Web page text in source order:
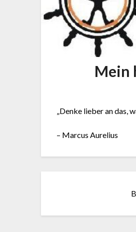
Mein
„Denke lieber an das,
– Marcus Aurelius